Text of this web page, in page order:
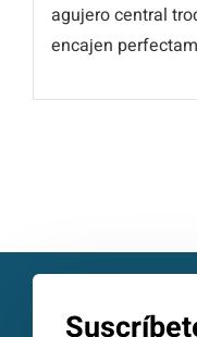
agujero central
encajen